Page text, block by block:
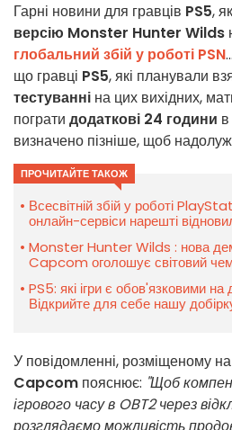
Гарні новини для гравців PS5,
версію Monster Hunter Wilds
глобальний збій у роботі PSN...
що гравці PS5, які планували
тестуванні на цих вихідних,
пограти додаткові 24 години
визначено пізніше, щоб
ПРОЧИТАЙТЕ ТАКОЖ
Всесвітній збій у роботі
онлайн-сервіси нарешті
Monster Hunter Wilds : нова
Capcom оголошує світовий
PS5: які ігри є обов'язковими
Відкрийте для себе нашу
У повідомленні, розміщеному
Capcom пояснює: "Щоб
ігрового часу в OBT2 через